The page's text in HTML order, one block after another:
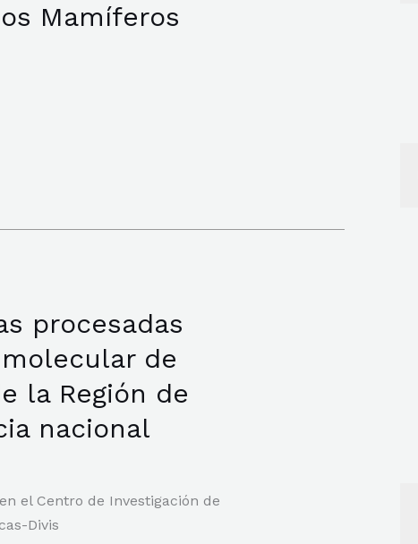
Mamíferos
procesadas
de
la Región de
nacional
el Centro de Investigación de
Divis